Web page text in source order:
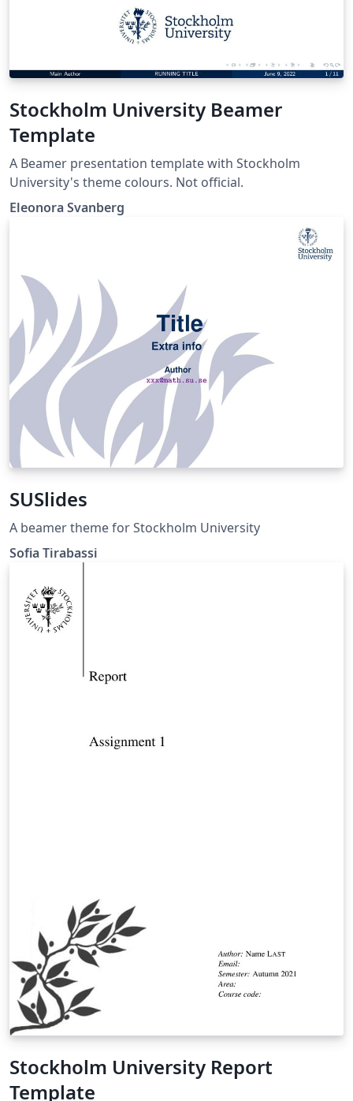
Stockholm University Beamer
Template
A Beamer presentation template with Stockholm
University's theme colours. Not official.
Eleonora Svanberg
SUSlides
A beamer theme for Stockholm University
Sofia Tirabassi
Stockholm University Report
Template